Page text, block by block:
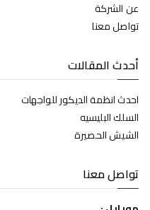
عن الشركة
تواصل معنا
أحدث المقالات
احدث انظمة الديكور للواجهات
السلك البليسيه
الشيش الحصيرة
تواصل معنا